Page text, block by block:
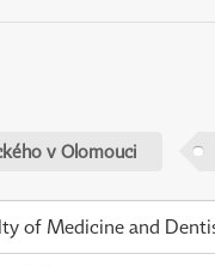
v Olomouci
of Medicine and